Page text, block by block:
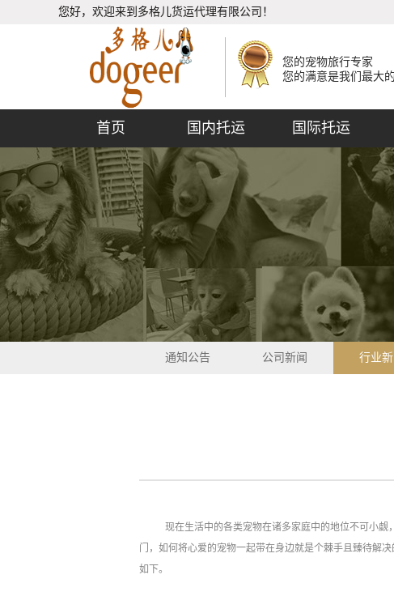
您好，欢迎来到多格儿货运代理有限公司！
您的宠物旅行专家
您的满意是我们最大
首页 国内托运 国际托运
通知公告 公司新闻 行业新
现在生活中的各类宠物在诸多家庭中的地位不可小
门，如何将心爱的宠物一起带在身边就是个棘手且臻待解
如下。